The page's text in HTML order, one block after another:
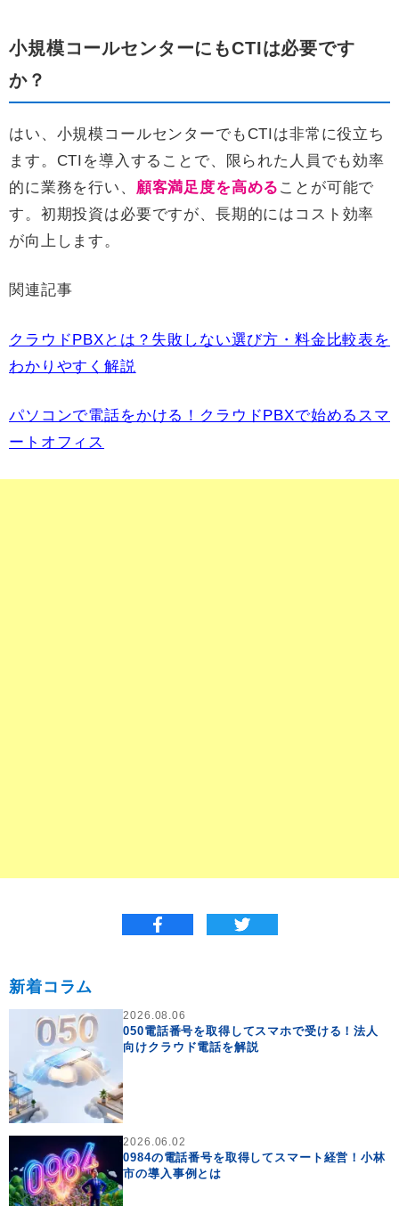
小規模コールセンターにもCTIは必要です
か？
はい、小規模コールセンターでもCTIは非常に役立ち
ます。CTIを導入することで、限られた人員でも効率
的に業務を行い、 顧客満足度を高める ことが可能で
す。初期投資は必要ですが、長期的にはコスト効率
が向上します。
関連記事
クラウドPBXとは？失敗しない選び方・料金比較表を
わかりやすく解説
パソコンで電話をかける！クラウドPBXで始めるスマ
ートオフィス
新着コラム
2026.08.06
050電話番号を取得してスマホで受ける！法人
向けクラウド電話を解説
2026.06.02
0984の電話番号を取得してスマート経営！小林
市の導入事例とは